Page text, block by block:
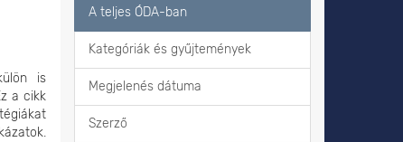
is
a cikk
A teljes ÓDA-ban
Kategóriák és gyűjtemények
Megjelenés dátuma
Szerző